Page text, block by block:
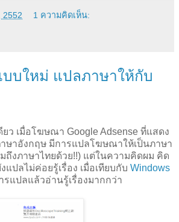
1 ความคิดเห็น:
บบใหม่ แปลภาษาให้กับ
ยว เมื่อโฆษณา Google Adsense ที่แสดง
ษาอังกฤษ มีการแปลโฆษณาให้เป็นภาษา
ถึงภาษาไทยด้วย!!) แต่ในความคิดผม คิด
ปลไม่ค่อยรู้เรื่อง เมื่อเทียบกับ Windows
รแปลแล้วอ่านรู้เรื่องมากกว่า